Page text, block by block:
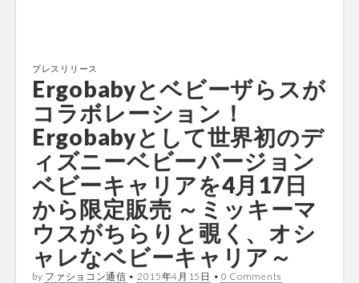
プレスリリース
Ergobabyとベビーザらスが
コラボレーション！
Ergobabyとして世界初のデ
ィズニーベビーバージョン
ベビーキャリアを4月17日
から限定販売 ～ミッキーマ
ウスがちらりと覗く、オシ
ャレなベビーキャリア～
by ファショコン通信 • 2015年4月15日 • 0 Comments